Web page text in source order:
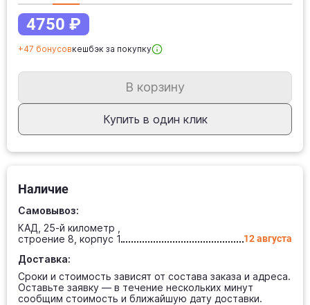
4750 ₽
+47 бонусовкешбэк за покупку
В корзину
Купить в один клик
Наличие
Самовывоз:
КАД, 25-й километр ,
строение 8, корпус 1
12 августа
Доставка:
Сроки и стоимость зависят от состава заказа и адреса.
Оставьте заявку — в течение нескольких минут
сообщим стоимость и ближайшую дату доставки.